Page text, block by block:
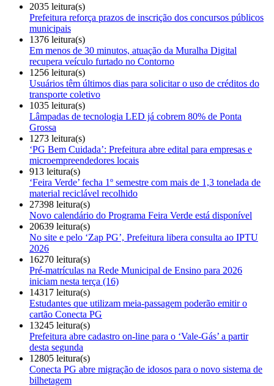
2035 leitura(s)
Prefeitura reforça prazos de inscrição dos concursos públicos
municipais
1376 leitura(s)
Em menos de 30 minutos, atuação da Muralha Digital
recupera veículo furtado no Contorno
1256 leitura(s)
Usuários têm últimos dias para solicitar o uso de créditos do
transporte coletivo
1035 leitura(s)
Lâmpadas de tecnologia LED já cobrem 80% de Ponta
Grossa
1273 leitura(s)
‘PG Bem Cuidada’: Prefeitura abre edital para empresas e
microempreendedores locais
913 leitura(s)
‘Feira Verde’ fecha 1º semestre com mais de 1,3 tonelada de
material reciclável recolhido
27398 leitura(s)
Novo calendário do Programa Feira Verde está disponível
20639 leitura(s)
No site e pelo ‘Zap PG’, Prefeitura libera consulta ao IPTU
2026
16270 leitura(s)
Pré-matrículas na Rede Municipal de Ensino para 2026
iniciam nesta terça (16)
14317 leitura(s)
Estudantes que utilizam meia-passagem poderão emitir o
cartão Conecta PG
13245 leitura(s)
Prefeitura abre cadastro on-line para o ‘Vale-Gás’ a partir
desta segunda
12805 leitura(s)
Conecta PG abre migração de idosos para o novo sistema de
bilhetagem